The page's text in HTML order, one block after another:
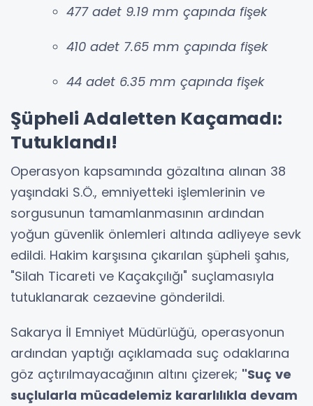
477 adet 9.19 mm çapında fişek
410 adet 7.65 mm çapında fişek
44 adet 6.35 mm çapında fişek
Şüpheli Adaletten Kaçamadı:
Tutuklandı!
Operasyon kapsamında gözaltına alınan 38
yaşındaki S.Ö., emniyetteki işlemlerinin ve
sorgusunun tamamlanmasının ardından
yoğun güvenlik önlemleri altında adliyeye sevk
edildi. Hakim karşısına çıkarılan şüpheli şahıs,
"Silah Ticareti ve Kaçakçılığı" suçlamasıyla
tutuklanarak cezaevine gönderildi.
Sakarya İl Emniyet Müdürlüğü, operasyonun
ardından yaptığı açıklamada suç odaklarına
göz açtırılmayacağının altını çizerek; "Suç ve
suçlularla mücadelemiz kararlılıkla devam